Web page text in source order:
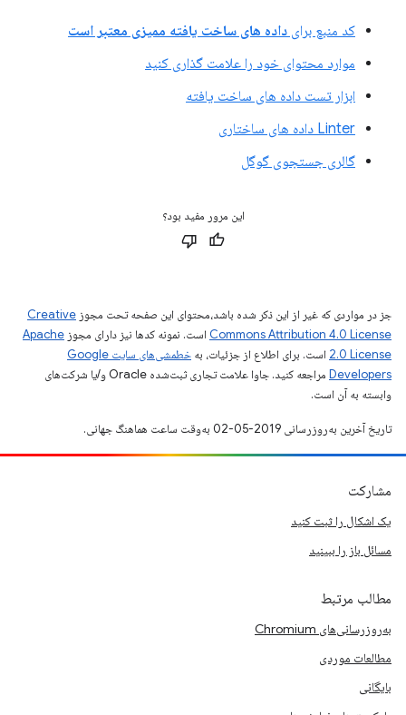
کد منبع برای داده های ساخت یافته ممیزی معتبر است
موارد محتوای خود را علامت گذاری کنید
ابزار تست داده های ساخت یافته
Linter داده های ساختاری
گالری جستجوی گوگل
این مرور مفید بود؟
جز در مواردی که غیر از این ذکر شده باشد،‌محتوای این صفحه تحت مجوز Creative
Commons Attribution 4.0 License است. نمونه کدها نیز دارای مجوز Apache
2.0 License است. برای اطلاع از جزئیات، به
خطمشی‌های سایت Google
Developers‏
مراجعه کنید. جاوا علامت تجاری ثبت‌شده Oracle و/یا شرکت‌های
وابسته به آن است.
تاریخ آخرین به‌روزرسانی 2019-05-02 به‌وقت ساعت هماهنگ جهانی.
مشارکت
یک اشکال را ثبت کنید
مسائل باز را ببینید
مطالب مرتبط
به‌روزرسانی‌های Chromium
مطالعات موردی
بایگانی